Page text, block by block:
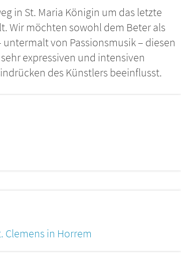
in St. Maria Königin um das letzte
Wir möchten sowohl dem Beter als
von Passionsmusik – diesen
expressiven und intensiven
des Künstlers beeinflusst.
Clemens in Horrem